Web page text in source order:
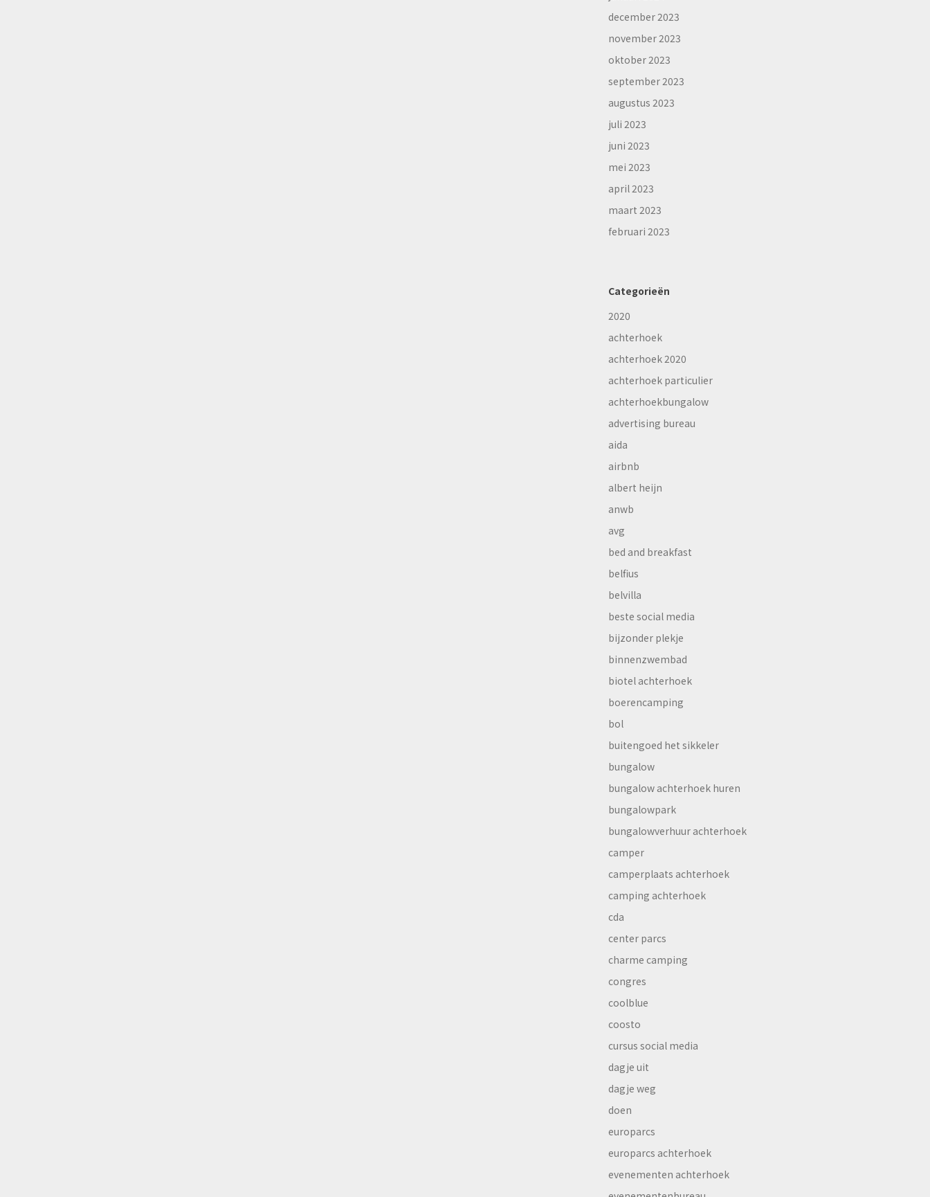
december 2023
november 2023
oktober 2023
september 2023
augustus 2023
juli 2023
juni 2023
mei 2023
april 2023
maart 2023
februari 2023
Categorieën
2020
achterhoek
achterhoek 2020
achterhoek particulier
achterhoekbungalow
advertising bureau
aida
airbnb
albert heijn
anwb
avg
bed and breakfast
belfius
belvilla
beste social media
bijzonder plekje
binnenzwembad
biotel achterhoek
boerencamping
bol
buitengoed het sikkeler
bungalow
bungalow achterhoek huren
bungalowpark
bungalowverhuur achterhoek
camper
camperplaats achterhoek
camping achterhoek
cda
center parcs
charme camping
congres
coolblue
coosto
cursus social media
dagje uit
dagje weg
doen
europarcs
europarcs achterhoek
evenementen achterhoek